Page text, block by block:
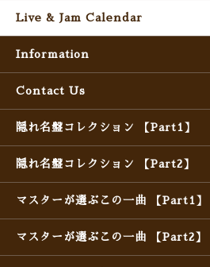
Live & Jam Calendar
Information
Contact Us
隠れ名盤コレクション 【Part1】
隠れ名盤コレクション 【Part2】
マスターが選ぶこの一曲 【Part1】
マスターが選ぶこの一曲 【Part2】